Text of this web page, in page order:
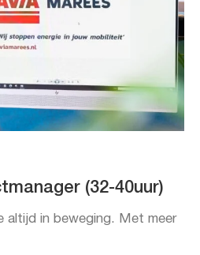
(32-40uur)
altijd in beweging. Met meer